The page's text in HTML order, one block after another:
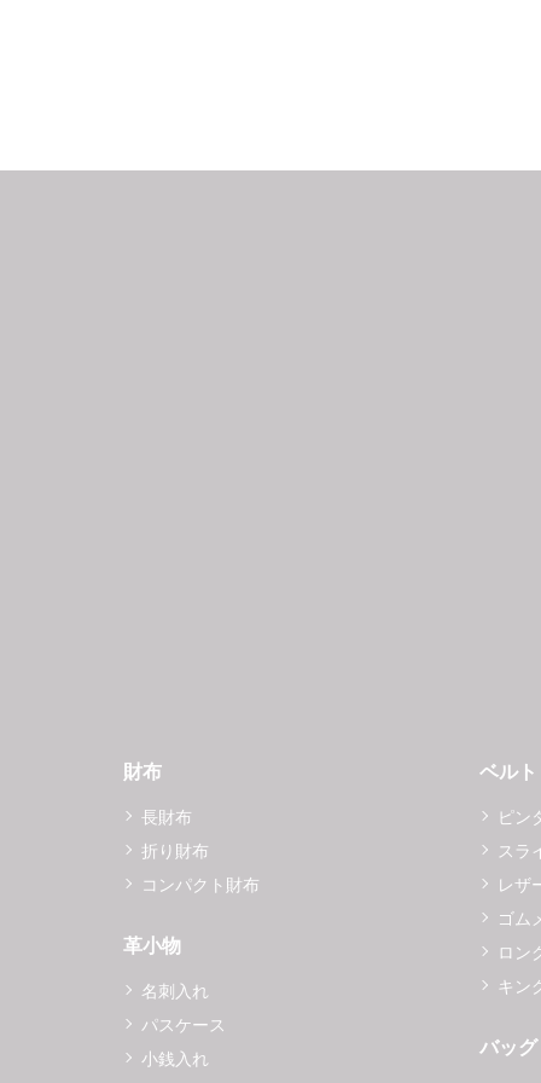
財布
長財布
折り財布
コンパクト財布
革小物
名刺入れ
パスケース
小銭入れ
ベルト
ピン
スラ
レザ
ゴム
ロン
キン
バッ